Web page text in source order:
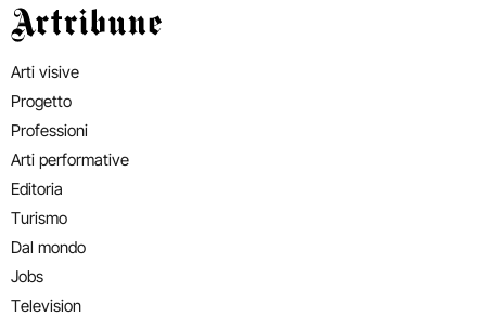
Artribune
Arti visive
Progetto
Professioni
Arti performative
Editoria
Turismo
Dal mondo
Jobs
Television